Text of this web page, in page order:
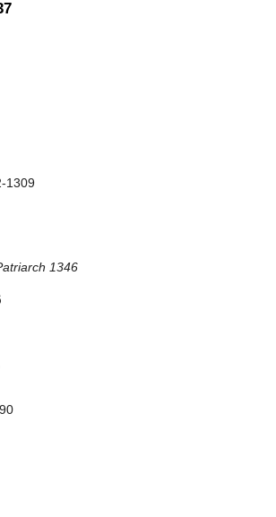
1309
1346